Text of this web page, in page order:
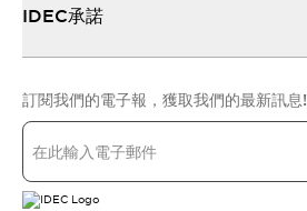
IDEC承諾
訂閱我們的電子報，獲取我們的最新訊息!